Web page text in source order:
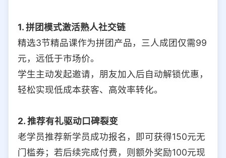
1. 拼团模式激活熟人社交链
精选3节精品课作为拼团产品，三人成团仅需99
元，远低于市场价。
学生主动发起邀请，朋友加入后自动解锁优惠，
轻松实现低成本获客、高效率转化。
2. 推荐有礼驱动口碑裂变
老学员推荐新学员成功报名，即可获得150元无
门槛券；若后续完成付费，则额外奖励100元现